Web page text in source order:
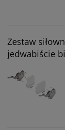
Zestaw
jedwabiście